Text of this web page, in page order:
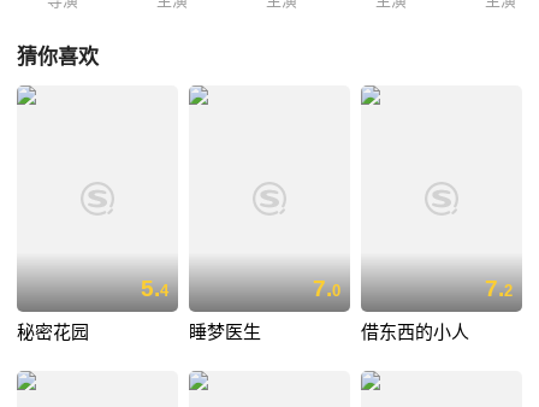
猜你喜欢
5.4
秘密花园
7.0
睡梦医生
7.2
借东西的小人